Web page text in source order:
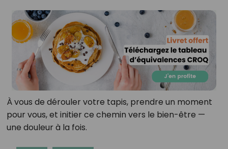
À vous de dérouler votre tapis, prendre un moment
pour vous, et initier ce chemin vers le bien-être —
une douleur à la fois.